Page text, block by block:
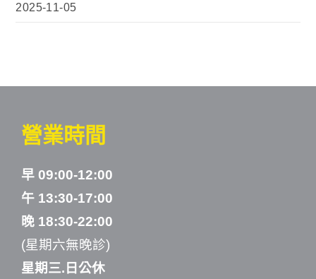
2025-11-05
營業時間
早 09:00-12:00
午 13:30-17:00
晚 18:30-22:00
(星期六無晚診)
星期三.日公休